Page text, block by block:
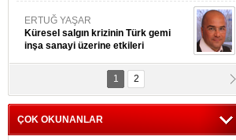
ERTUĞ YAŞAR
Küresel salgın krizinin Türk gemi
inşa sanayi üzerine etkileri
Kpt. MESUT AZMİ GÖKSOY
ithafen...
1 2
ÇOK OKUNANLAR